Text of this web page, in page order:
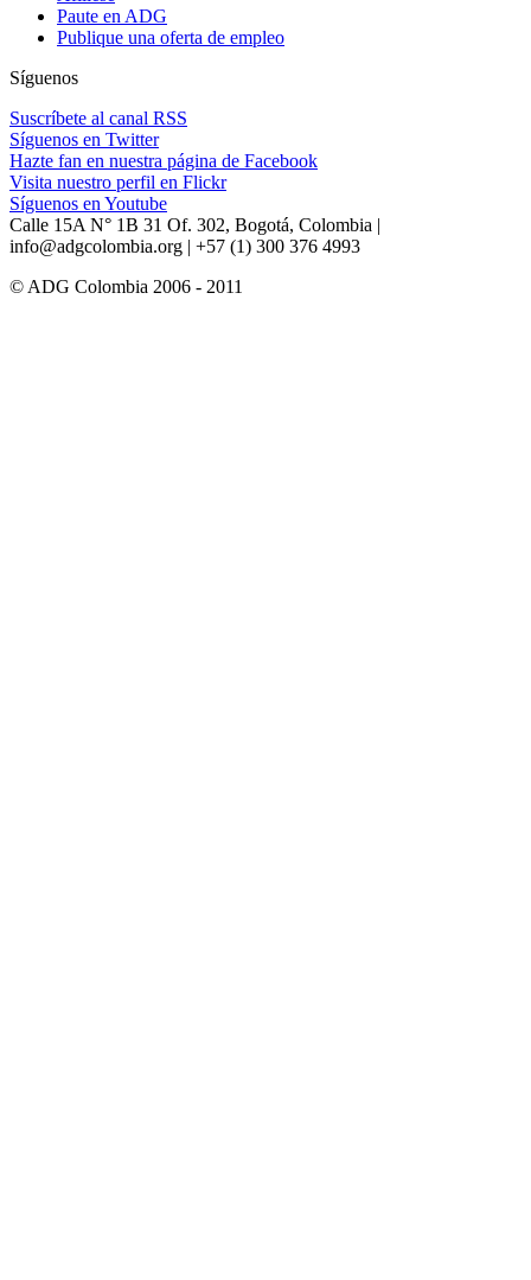
Paute en ADG
Publique una oferta de empleo
Síguenos
Suscríbete al canal RSS
Síguenos en Twitter
Hazte fan en nuestra página de Facebook
Visita nuestro perfil en Flickr
Síguenos en Youtube
Calle 15A N° 1B 31 Of. 302, Bogotá, Colombia |
info@adgcolombia.org | +57 (1) 300 376 4993
© ADG Colombia 2006 - 2011